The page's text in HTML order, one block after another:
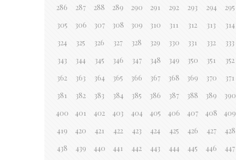
286
287 288 289 290 291 292 293 294 295
305
306 307 308 309 310 311 312 313 314
324
325 326 327 328 329 330 331 332 333
343
344 345 346 347 348 349 350 351 352
362
363 364 365 366 367 368 369 370 371
381
382 383 384 385 386 387 388 389 390
400
401 402 403 404 405 406 407 408 409
419
420 421 422 423 424 425 426 427 428
438
439 440 441 442 443 444 445 446 447